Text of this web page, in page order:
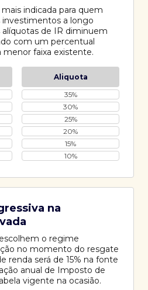
indicada para quem
a longo
alíquotas de IR diminuem
com um percentual
menor faixa existente.
Aliquota
35%
30%
25%
20%
15%
10%
na
o regime
no momento do resgate
renda será de 15% na fonte
anual de Imposto de
vigente na ocasião.